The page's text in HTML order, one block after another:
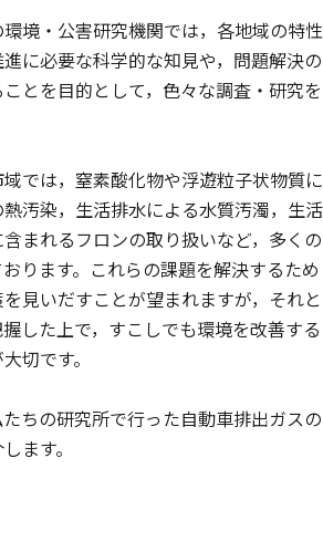
境・公害研究機関では，各地域の特性
に必要な科学的な知見や，問題解決の
とを目的として，色々な調査・研究を
では，窒素酸化物や浮遊粒子状物質に
汚染，生活排水による水質汚濁，生活
まれるフロンの取り扱いなど，多くの
ります。これらの課題を解決するため
見いだすことが望まれますが，それと
した上で，すこしでも環境を改善する
切です。
ちの研究所で行った自動車排出ガスの
ます。